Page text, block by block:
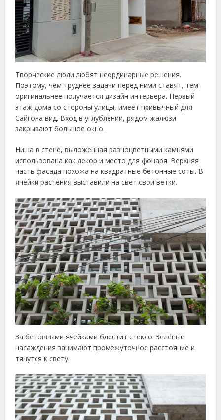
Творческие люди любят неординарные решения.
Поэтому, чем труднее задачи перед ними ставят, тем
оригинальнее получается дизайн интерьера. Первый
этаж дома со стороны улицы, имеет привычный для
Сайгона вид. Вход в углублении, рядом жалюзи
закрывают большое окно.
Ниша в стене, выложенная разноцветными камнями
использована как декор и место для фонаря. Верхняя
часть фасада похожа на квадратные бетонные соты. В
ячейки растения выставили на свет свои ветки.
За бетонными ячейками блестит стекло. Зелёные
насаждения занимают промежуточное расстояние и
тянутся к свету.